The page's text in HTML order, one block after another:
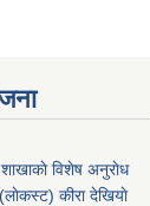
विशेष अनुराेध
कीरा देखियाे